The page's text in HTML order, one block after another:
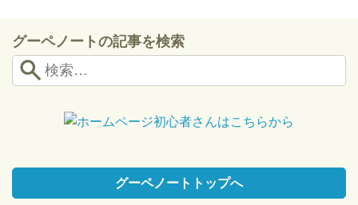
グーペノートの記事を検索
グーペノートトップへ